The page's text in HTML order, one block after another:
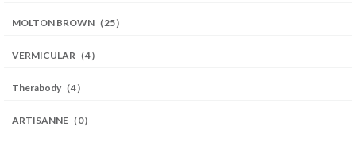
MOLTON BROWN（25）
VERMICULAR（4）
Therabody（4）
ARTISANNE（0）